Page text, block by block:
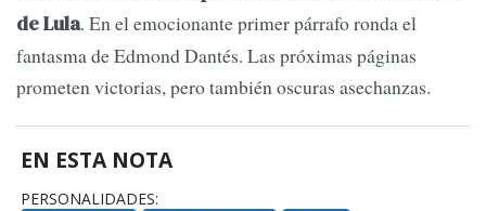
de Lula. En el emocionante primer párrafo ronda el
fantasma de Edmond Dantés. Las próximas páginas
prometen victorias, pero también oscuras asechanzas.
EN ESTA NOTA
PERSONALIDADES: